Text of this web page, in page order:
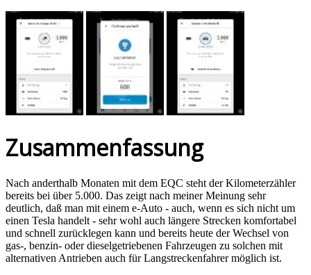
Zusammenfassung
Nach anderthalb Monaten mit dem EQC steht der Kilometerzähler
bereits bei über 5.000. Das zeigt nach meiner Meinung sehr
deutlich, daß man mit einem e-Auto - auch, wenn es sich nicht um
einen Tesla handelt - sehr wohl auch längere Strecken komfortabel
und schnell zurücklegen kann und bereits heute der Wechsel von
gas-, benzin- oder dieselgetriebenen Fahrzeugen zu solchen mit
alternativen Antrieben auch für Langstreckenfahrer möglich ist.